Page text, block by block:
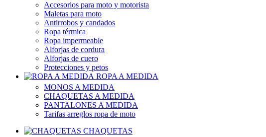
Accesorios para moto y motorista
Maletas para moto
Antirrobos y candados
Ropa térmica
Ropa impermeable
Alforjas de cordura
Alforjas de cuero
Protecciones y petos
ROPA A MEDIDA
MONOS A MEDIDA
CHAQUETAS A MEDIDA
PANTALONES A MEDIDA
Tarifas arreglos ropa de moto
CHAQUETAS